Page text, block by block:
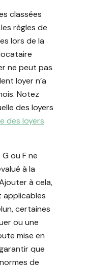
classées
règles de
lors de la
ne peut pas
loyer n’a
Notez
des loyers
des loyers
ou F ne
à la
à cela,
applicables
certaines
ou une
mise en
que
de